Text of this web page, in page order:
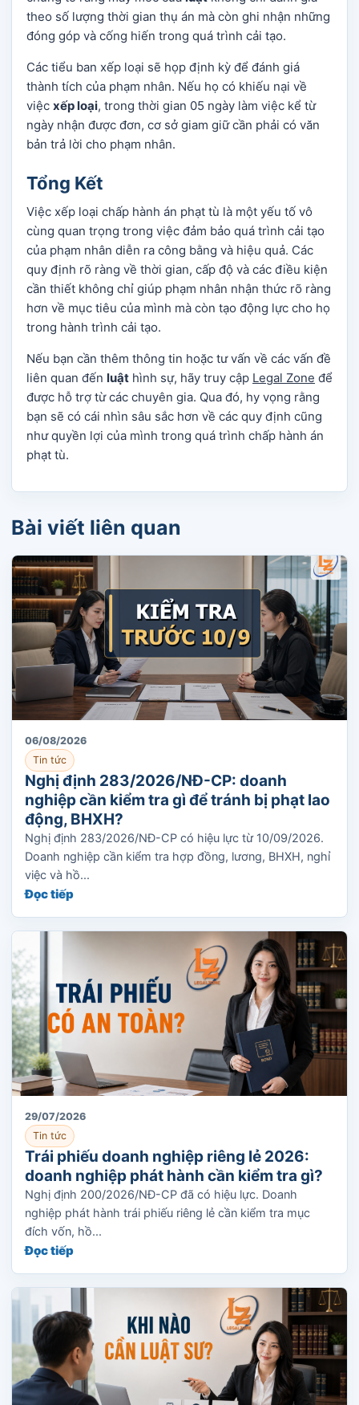
theo số lượng thời gian thụ án mà còn ghi nhận những
đóng góp và cống hiến trong quá trình cải tạo.
Các tiểu ban xếp loại sẽ họp định kỳ để đánh giá
thành tích của phạm nhân. Nếu họ có khiếu nại về
việc xếp loại, trong thời gian 05 ngày làm việc kể từ
ngày nhận được đơn, cơ sở giam giữ cần phải có văn
bản trả lời cho phạm nhân.
Tổng Kết
Việc xếp loại chấp hành án phạt tù là một yếu tố vô
cùng quan trọng trong việc đảm bảo quá trình cải tạo
của phạm nhân diễn ra công bằng và hiệu quả. Các
quy định rõ ràng về thời gian, cấp độ và các điều kiện
cần thiết không chỉ giúp phạm nhân nhận thức rõ ràng
hơn về mục tiêu của mình mà còn tạo động lực cho họ
trong hành trình cải tạo.
Nếu bạn cần thêm thông tin hoặc tư vấn về các vấn đề
liên quan đến luật hình sự, hãy truy cập Legal Zone để
được hỗ trợ từ các chuyên gia. Qua đó, hy vọng rằng
bạn sẽ có cái nhìn sâu sắc hơn về các quy định cũng
như quyền lợi của mình trong quá trình chấp hành án
phạt tù.
Bài viết liên quan
06/08/2026
Tin tức
Nghị định 283/2026/NĐ-CP: doanh
nghiệp cần kiểm tra gì để tránh bị phạt lao
động, BHXH?
Nghị định 283/2026/NĐ-CP có hiệu lực từ 10/09/2026.
Doanh nghiệp cần kiểm tra hợp đồng, lương, BHXH, nghỉ
việc và hồ...
Đọc tiếp
29/07/2026
Tin tức
Trái phiếu doanh nghiệp riêng lẻ 2026:
doanh nghiệp phát hành cần kiểm tra gì?
Nghị định 200/2026/NĐ-CP đã có hiệu lực. Doanh
nghiệp phát hành trái phiếu riêng lẻ cần kiểm tra mục
đích vốn, hồ...
Đọc tiếp